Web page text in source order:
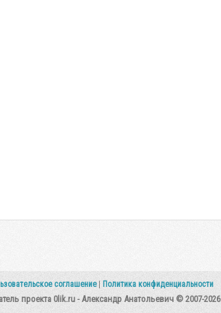
соглашение Политика конфиденциальности
проекта 0lik.ru - Александр Анатольевич © 2007-2026